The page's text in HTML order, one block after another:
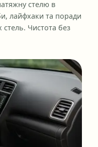
стелю в
лайфхаки та поради
стель. Чистота без